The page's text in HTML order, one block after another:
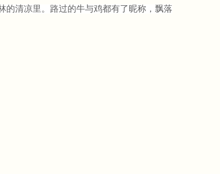
的清凉里。路过的牛与鸡都有了昵称，飘落